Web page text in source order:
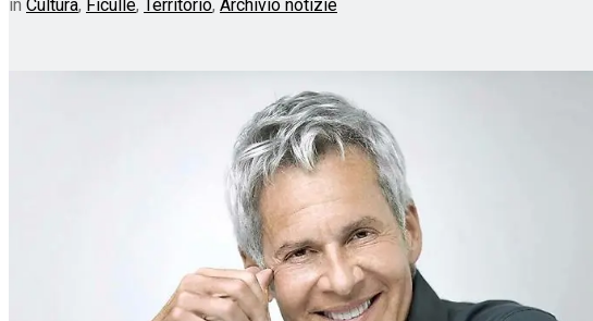
in Cultura, Ficulle, Territorio, Archivio notizie